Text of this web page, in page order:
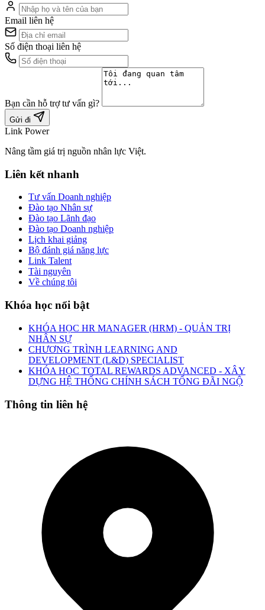
Email liên hệ
Số điện thoại liên hệ
Bạn cần hỗ trợ tư vấn gì?
Gửi đi
Link Power
Nâng tầm giá trị nguồn nhân lực Việt.
Liên kết nhanh
Tư vấn Doanh nghiệp
Đào tạo Nhân sự
Đào tạo Lãnh đạo
Đào tạo Doanh nghiệp
Lịch khai giảng
Bộ đánh giá năng lực
Link Talent
Tài nguyên
Về chúng tôi
Khóa học nổi bật
KHÓA HỌC HR MANAGER (HRM) - QUẢN TRỊ
NHÂN SỰ
CHƯƠNG TRÌNH LEARNING AND
DEVELOPMENT (L&D) SPECIALIST
KHÓA HỌC TOTAL REWARDS ADVANCED - XÂY
DỰNG HỆ THỐNG CHÍNH SÁCH TỔNG ĐÃI NGỘ
Thông tin liên hệ